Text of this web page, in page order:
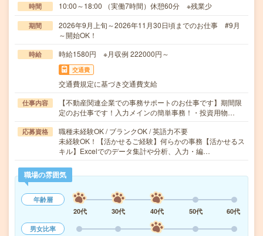
時間 10:00～18:00 （実働7時間）休憩60分 ※残業少
期間
2026年9月上旬～2026年11月30日頃までのお仕事 #9月
～開始OK！
時給 時給1580円 ※月収例 222000円～
交通費
交通費規定に基づき交通費支給
仕事内容
【不動産関連企業での事務サポートのお仕事です】期間限
定のお仕事です！入力メインの簡単事務！・投資用物…
応募資格
職種未経験OK / ブランクOK / 英語力不要
未経験OK！【活かせるご経験】何らかの事務【活かせるス
キル】Excelでのデータ集計や分析、入力・編…
職場の雰囲気
年齢層
20代
30代 40代 50代
60代
男女比率